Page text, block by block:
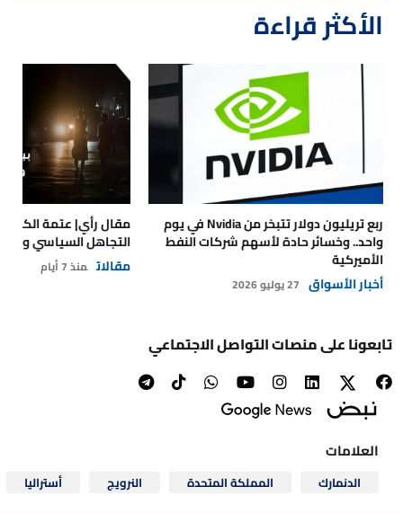
الأكثر قراءة
ربع تريليون دولار تتبخر من Nvidia في يوم
واحد.. وخسائر حادة لأسهم شركات النفط
الأميركية
أخبار الأسواق 27 يوليو 2026
مقال رأي| عتمة
التجاهل السياسي
مقالات منذ 7 أيام
تابعونا على منصات التواصل الاجتماعي
العلامات
الدنمارك المملكة المتحدة النرويج أستراليا